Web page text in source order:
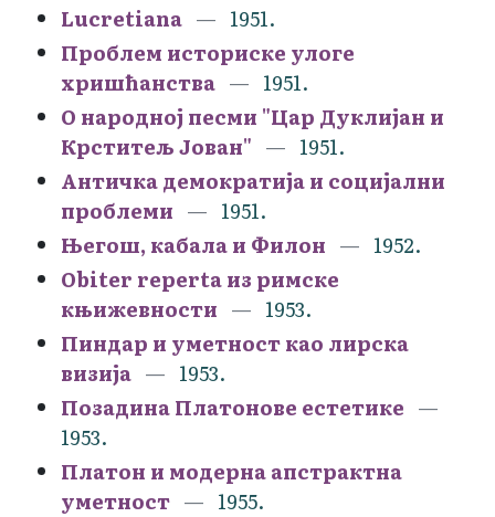
Lucretiana
1951.
Проблем историске улоге
хришћанства
1951.
О народној песми "Цар Дуклијан и
Крститељ Јован"
1951.
Античка демократија и социјални
проблеми
1951.
Његош, кабала и Филон
1952.
Obiter reperta из римске
књижевности
1953.
Пиндар и уметност као лирска
визија
1953.
Позадина Платонове естетике
1953.
Платон и модерна апстрактна
уметност
1955.